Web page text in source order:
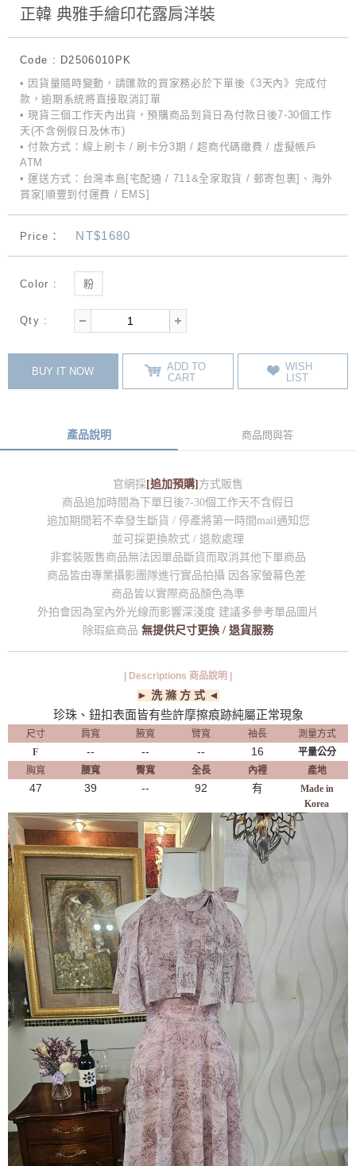
正韓 典雅手繪印花露肩洋裝
Code : D2506010PK
• 因貨量隨時變動，請匯款的買家務必於下單後《3天內》完成付
款，逾期系統將直接取消訂單
• 現貨三個工作天內出貨，預購商品到貨日為付款日後7-30個工作
天(不含例假日及休市)
• 付款方式：線上刷卡 / 刷卡分3期 / 超商代碼繳費 / 虛擬帳戶
ATM
• 運送方式：台灣本島[宅配通 / 711&全家取貨 / 郵寄包裹]、海外
買家[順豐到付運費 / EMS]
Price： NT$1680
Color : 粉
Qty :
BUY IT NOW
ADD TO
CART
WISH
LIST
產品說明 商品問與答
官網採[追加預購]方式販售
商品追加時間為下單日後7-30個工作天不含假日
追加期間若不幸發生斷貨 / 停產將第一時間mail通知您
並可採更換款式 / 退款處理
非套裝販售商品無法因單品斷貨而取消其他下單商品
商品皆由專業攝影團隊進行實品拍攝 因各家螢幕色差
商品皆以實際商品顏色為準
外拍會因為室內外光線而影響深淺度 建議多參考單品圖片
除瑕疵商品 無提供尺寸更換 / 退貨服務
| Descriptions 商品說明 |
► 洗 滌 方 式 ◄
珍珠、鈕扣表面皆有些許摩擦痕跡純屬正常現象
尺寸 肩寬 腋寬 臂寬 袖長
測量方式
F
-- -- -- 16
平量公分
胸寬
腰寬 臀寬 全長 內裡 產地
47 39 -- 92 有
Made in
Korea